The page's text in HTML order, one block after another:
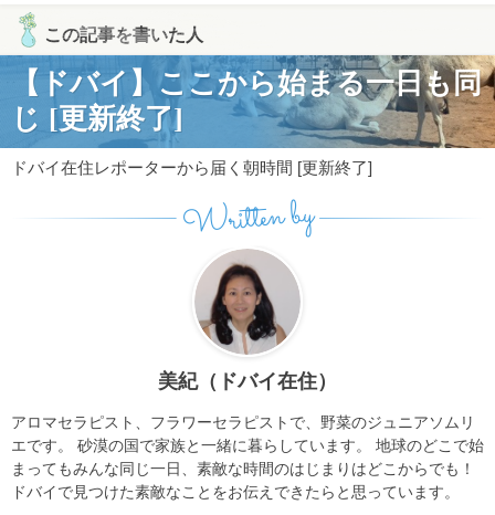
この記事を書いた人
【ドバイ】ここから始まる一日も同
じ [更新終了]
ドバイ在住レポーターから届く朝時間 [更新終了]
Written by
美紀（ドバイ在住）
アロマセラピスト、フラワーセラピストで、野菜のジュニアソムリ
エです。 砂漠の国で家族と一緒に暮らしています。 地球のどこで始
まってもみんな同じ一日、素敵な時間のはじまりはどこからでも！
ドバイで見つけた素敵なことをお伝えできたらと思っています。